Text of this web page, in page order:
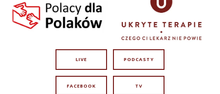
LIVE PODCASTY
FACEBOOK TV